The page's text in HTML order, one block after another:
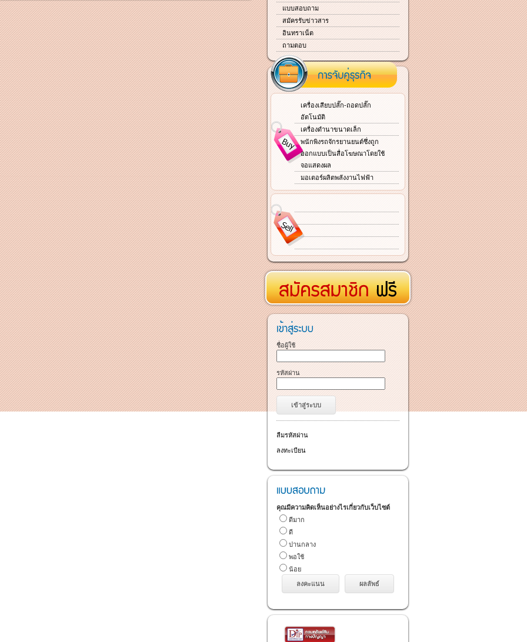
แบบสอบถาม
สมัครรับข่าวสาร
อินทราเน็ต
ถามตอบ
เครื่องเสียบปลั๊ก-ถอดปลั๊ก
อัตโนมัติ
เครื่องดำนาขนาดเล็ก
พนักพิงรถจักรยานยนต์ซึ่งถูก
ออกแบบเป็นสื่อโฆษณาโดยใช้
จอแสดงผล
มอเตอร์ผลิตพลังงานไฟฟ้า
ชื่อผู้ใช้
รหัสผ่าน
ลืมรหัสผ่าน
ลงทะเบียน
คุณมีความคิดเห็นอย่างไรเกี่ยวกับเว็บไซต์
ดีมาก
ดี
ปานกลาง
พอใช้
น้อย